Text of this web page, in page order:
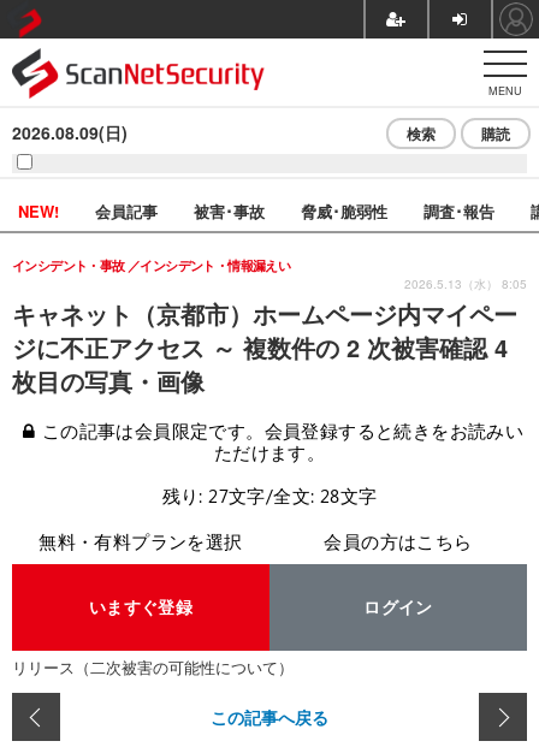
MENU
2026.08.09(日) 検索 購読
NEW! 会員記事 被害･事故 脅威･脆弱性 調査･報告
キャネット（京都市）ホームページ内マイペー
ジに不正アクセス ～ 複数件の 2 次被害確認 4
枚目の写真・画像
インシデント・事故 インシデント・情報漏えい
2026.5.13（水） 8:05
この記事は会員限定です。会員登録すると続きをお読みい
ただけます。
残り: 27文字/全文: 28文字
無料・有料プランを選択
いますぐ登録
会員の方はこちら
ログイン
リリース（二次被害の可能性について）
この記事へ戻る